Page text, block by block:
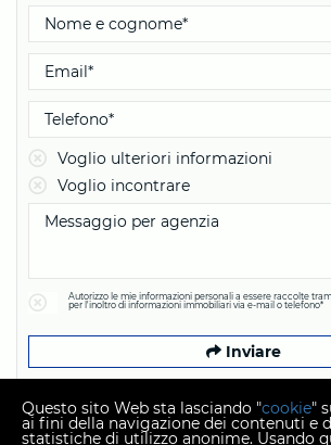
Voglio ulteriori informazioni
Voglio incontrare
Autorizzo le mie informazioni personali a essere raccolte
per l'inoltro di informazioni immobiliari via e-mail o telefono*
Inviare
Questo sito Web sta lasciando "cookie"
ai fini della navigazione dei contenuti e
statistiche di utilizzo anonime. Usando